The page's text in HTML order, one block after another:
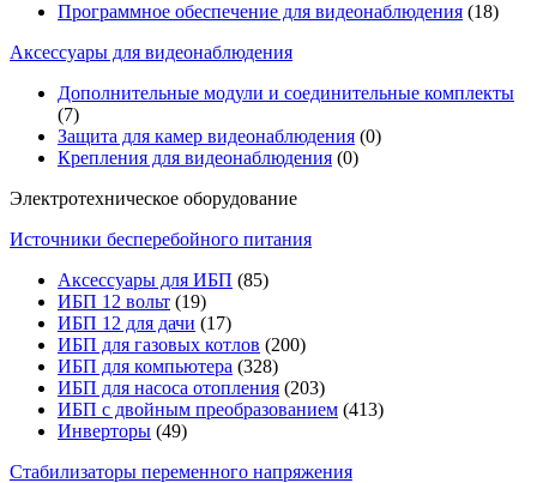
Программное обеспечение для видеонаблюдения (18)
Аксессуары для видеонаблюдения
Дополнительные модули и соединительные комплекты
(7)
Защита для камер видеонаблюдения (0)
Крепления для видеонаблюдения (0)
Электротехническое оборудование
Источники бесперебойного питания
Аксессуары для ИБП (85)
ИБП 12 вольт (19)
ИБП 12 для дачи (17)
ИБП для газовых котлов (200)
ИБП для компьютера (328)
ИБП для насоса отопления (203)
ИБП с двойным преобразованием (413)
Инверторы (49)
Стабилизаторы переменного напряжения